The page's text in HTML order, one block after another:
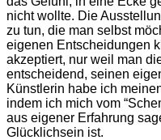
nicht wollte. Die
zu tun, die man selbst
eigenen Entscheidungen
akzeptiert, nur weil man
entscheidend, seinen
Künstlerin habe ich
indem ich mich vom
aus eigener Erfahrung
Glücklichsein ist.